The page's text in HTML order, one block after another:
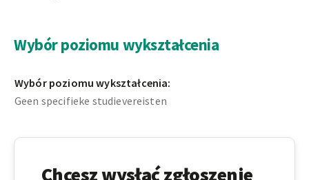
Wybór poziomu wykształcenia
Wybór poziomu wykształcenia:
Geen specifieke studievereisten
Chcesz wysłać zgłoszenie